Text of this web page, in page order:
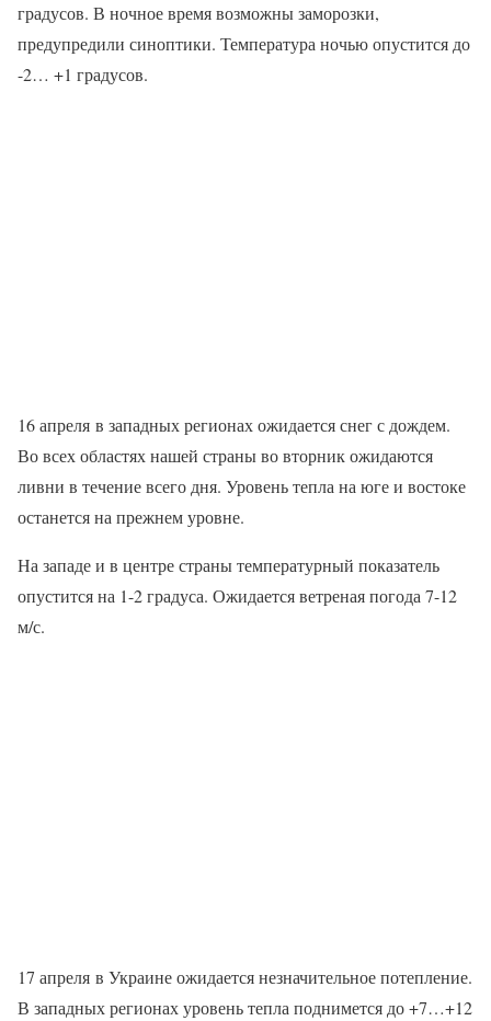
градусов. В ночное время возможны заморозки,
предупредили синоптики. Температура ночью опустится до
-2… +1 градусов.
16 апреля в западных регионах ожидается снег с дождем.
Во всех областях нашей страны во вторник ожидаются
ливни в течение всего дня. Уровень тепла на юге и востоке
останется на прежнем уровне.
На западе и в центре страны температурный показатель
опустится на 1-2 градуса. Ожидается ветреная погода 7-12
м/с.
17 апреля в Украине ожидается незначительное потепление.
В западных регионах уровень тепла поднимется до +7…+12